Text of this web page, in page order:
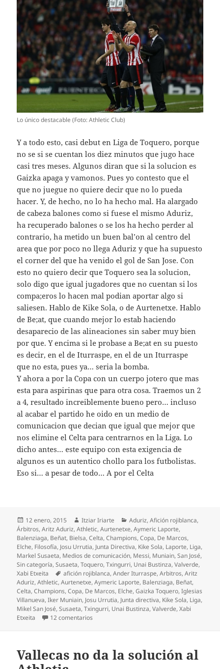
Lo único destacable (Foto: Athletic Club)
Y a todo esto, casi debut en Liga de Toquero, porque
no se si se cuentan los diez minutos que jugo hace
casi tres meses. Algunos diran que si la solucion es
Gaizka apaga y vamonos. Pues yo contesto que el
que no juegue no quiere decir que no lo pueda
hacer. Y, de hecho, no lo ha hecho mal. Ha alargado
de cabeza balones como si fuese el mismo Aduriz,
ha recuperado balones o se los ha hecho perder al
contrario, ha metido un buen bal’on al centro del
area que por poco no llega Aduriz y que ha supuesto
el corner del que ha venido el gol de San Jose. Con
esto no quiero decir que Toquero sea la solucion,
solo digo que igual jugadores que no cuentan si los
compa;eros lo hacen mal podian aportar algo si
saliesen. Hablo de Kike Sola, o de Aurtenetxe. Hablo
de Be;at, que cuando mejor lo estab haciendo
desaparecio de las alineaciones sin saber muy bien
por que. Y encima si le probase a Be;at en su puesto
es decir, en el de Iturraspe, en el de un Iturraspe
que no esta, pues ya… seria la bomba.
Y ahora a por la Copa con un cuerpo jotero que mas
esta para aspirinas que para otra cosa. Traemos un 2
a 4, resultado increiblemente bueno pero… incluso
al acabar el partido he oido en un medio de
comunicacion que decian que igual que mejor que
nos elimine el Celta para centrarnos en la Liga. Lo
dicho antes… este equipo con esta exigencia de
algunos es un autentico chollo para los futbolistas.
Eso si… a pesar de todo… A por el Celta
Publicado
el
12 enero, 2015 Autor
Itziar Iriarte Categorías
Aduriz,Afición rojiblanca,
Árbitros,Aritz Aduriz,Athletic,Aurtenetxe,Aymeric Laporte,
Balenziaga, Beñat, Bielsa,Celta,Champions,Copa, De Marcos,
Elche, Filosofía, Josu Urrutia, Junta Directiva, Kike Sola, Laporte, Liga,
Markel Susaeta, Medios de comunicación, Messi, Muniain,San José,
Sin categoría,Susaeta,Toquero,Txingurri, Unai Bustinza,Valverde,
Xabi Etxeita
Etiquetas
afición rojiblanca,Ander Iturraspe,Arbitros,Aritz
Aduriz,Athletic,Aurtenetxe,Aymeric Laporte, Balenziaga, Beñat,
Celta,Champions,Copa, De Marcos, Elche,Gaizka Toquero,Iglesias
Villanueva,Iker Muniain, Josu Urrutia, Junta directiva, Kike Sola, Liga,
Mikel San José,Susaeta,Txingurri, Unai Bustinza,Valverde,Xabi
Etxeita
12 comentarios
Vallecas no da la solución al